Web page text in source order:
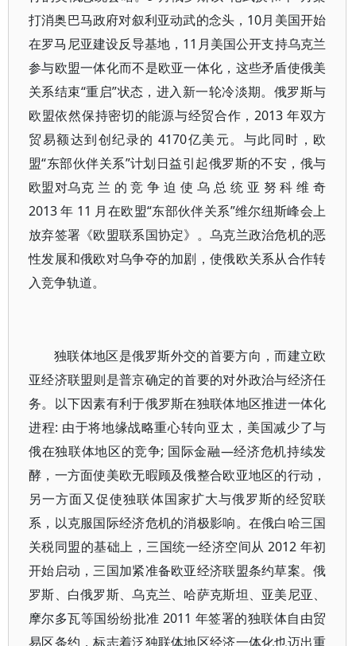
打消奥巴马政府对叙利亚动武的念头，10月美国开始
在罗马尼亚建设反导基地，11月美国公开支持乌克兰
参与欧盟一体化而不是欧亚一体化，这些矛盾使俄美
关系结束“重启”状态，进入新一轮冷淡期。俄罗斯与
欧盟依然保持密切的能源与经贸合作，2013 年双方
贸易额达到创纪录的 4170亿美元。与此同时，欧
盟“东部伙伴关系”计划日益引起俄罗斯的不安，俄与
欧盟对乌克 兰 的 竞 争 迫 使 乌 总 统 亚 努 科 维 奇
2013 年 11 月在欧盟“东部伙伴关系”维尔纽斯峰会上
放弃签署《欧盟联系国协定》。乌克兰政治危机的恶
性发展和俄欧对乌争夺的加剧，使俄欧关系从合作转
入竞争轨道。
独联体地区是俄罗斯外交的首要方向，而建立欧
亚经济联盟则是普京确定的首要的对外政治与经济任
务。以下因素有利于俄罗斯在独联体地区推进一体化
进程: 由于将地缘战略重心转向亚太，美国减少了与
俄在独联体地区的竞争; 国际金融—经济危机持续发
酵，一方面使美欧无暇顾及俄整合欧亚地区的行动，
另一方面又促使独联体国家扩大与俄罗斯的经贸联
系，以克服国际经济危机的消极影响。在俄白哈三国
关税同盟的基础上，三国统一经济空间从 2012 年初
开始启动，三国加紧准备欧亚经济联盟条约草案。俄
罗斯、白俄罗斯、乌克兰、哈萨克斯坦、亚美尼亚、
摩尔多瓦等国纷纷批准 2011 年签署的独联体自由贸
易区条约，标志着泛独联体地区经济一体化也迈出重